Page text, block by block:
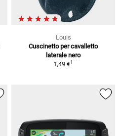
Louis
Cuscinetto per cavalletto
laterale nero
1,49 €1